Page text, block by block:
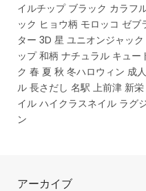
イルチップ ブラック カラフ
ック ヒョウ柄 モロッコ ゼ
ター 3D 星 ユニオンジャッ
ップ 和柄 ナチュラル キュ
ク 春 夏 秋 冬ハロウィン 成
ル 長さだし 名駅 上前津 新
イル ハイクラスネイル ラグ
ン
アーカイブ